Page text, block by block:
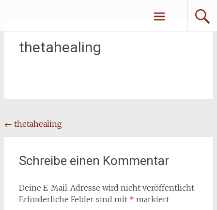
springen
thetahealing
Beitragsnavigation
← thetahealing
Schreibe einen Kommentar
Deine E-Mail-Adresse wird nicht veröffentlicht.
Erforderliche Felder sind mit * markiert